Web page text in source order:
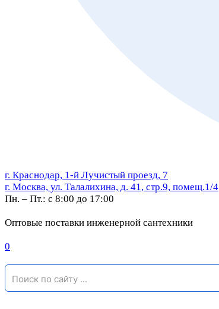
г. Краснодар, 1-й Лучистый проезд, 7
г. Москва, ул. Талалихина, д. 41, стр.9, помещ.1/4
Пн. – Пт.: с 8:00 до 17:00
Оптовые поставки инженерной сантехники
0